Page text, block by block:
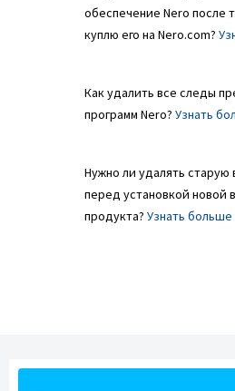
обеспечение Nero после
куплю его на Nero.com?
Как удалить все следы
программ Nero? Узнать
Нужно ли удалять старую
перед установкой новой
продукта? Узнать больше